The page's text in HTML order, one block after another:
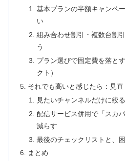
基本プランの半額キャンペ
い
組み合わせ割引・複数台割
う
プラン選びで固定費を落と
クト）
それでも高いと感じたら：見
見たいチャンネルだけに絞
配信サービス併用で「スカ
減らす
最後のチェックリストと、
まとめ